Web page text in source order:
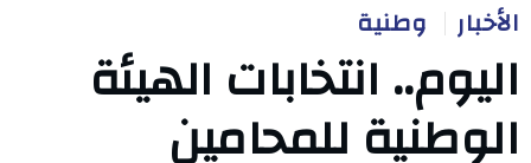
الأخبار وطنية
اليوم.. انتخابات الهيئة
الوطنية للمحامين